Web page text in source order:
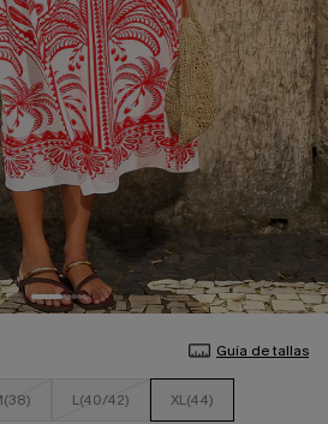
Guía de tallas
L(40/42) XL(44)